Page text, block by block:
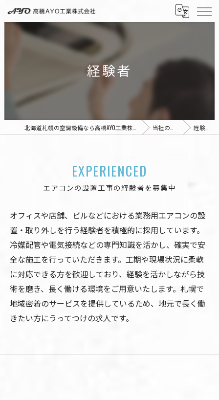
経験者
当社の特徴 経験者
エアコンの設置工事の経験者を募集中
EXPERIENCED
オフィスや店舗、ビルなどにおける業務用エアコンの設
置・取り外しを行う経験者を積極的に採用しています。
冷媒配管や電気接続などの専門知識を活かし、確実で安
全な施工を行っていただきます。工期や現場状況に柔軟
に対応できる方を歓迎しており、経験を活かしながら技
術を磨き、長く働ける環境をご用意いたします。札幌で
地域密着のサービスを提供しているため、地元で長く働
きたい方にうってつけの求人です。